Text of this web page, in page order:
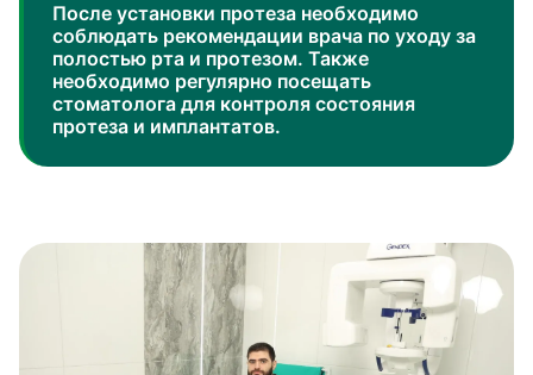
После установки протеза необходимо
соблюдать рекомендации врача по уходу за
полостью рта и протезом. Также
необходимо регулярно посещать
стоматолога для контроля состояния
протеза и имплантатов.